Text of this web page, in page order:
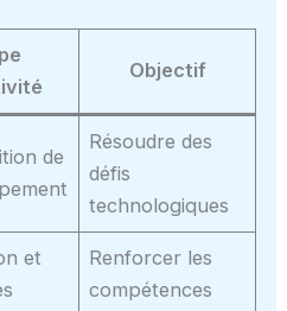
Objectif
de
Résoudre des
défis
technologiques
et
Renforcer les
compétences